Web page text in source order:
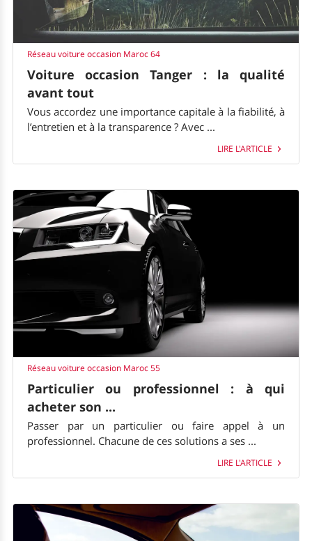
Réseau voiture occasion Maroc 64
Voiture occasion Tanger : la qualité
avant tout
Vous accordez une importance capitale à la fiabilité, à
l’entretien et à la transparence ? Avec ...
LIRE L'ARTICLE
Réseau voiture occasion Maroc 55
Particulier ou professionnel : à qui
acheter son ...
Passer par un particulier ou faire appel à un
professionnel. Chacune de ces solutions a ses ...
LIRE L'ARTICLE